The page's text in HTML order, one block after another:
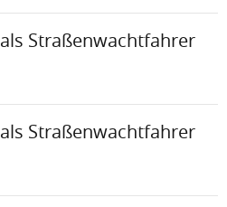
Straßenwachtfahrer
Straßenwachtfahrer